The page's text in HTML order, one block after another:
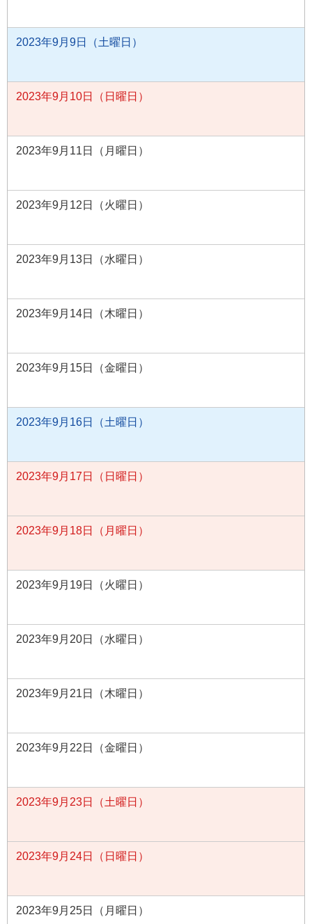
2023年9月9日（土曜日）
2023年9月10日（日曜日）
2023年9月11日（月曜日）
2023年9月12日（火曜日）
2023年9月13日（水曜日）
2023年9月14日（木曜日）
2023年9月15日（金曜日）
2023年9月16日（土曜日）
2023年9月17日（日曜日）
2023年9月18日（月曜日）
2023年9月19日（火曜日）
2023年9月20日（水曜日）
2023年9月21日（木曜日）
2023年9月22日（金曜日）
2023年9月23日（土曜日）
2023年9月24日（日曜日）
2023年9月25日（月曜日）